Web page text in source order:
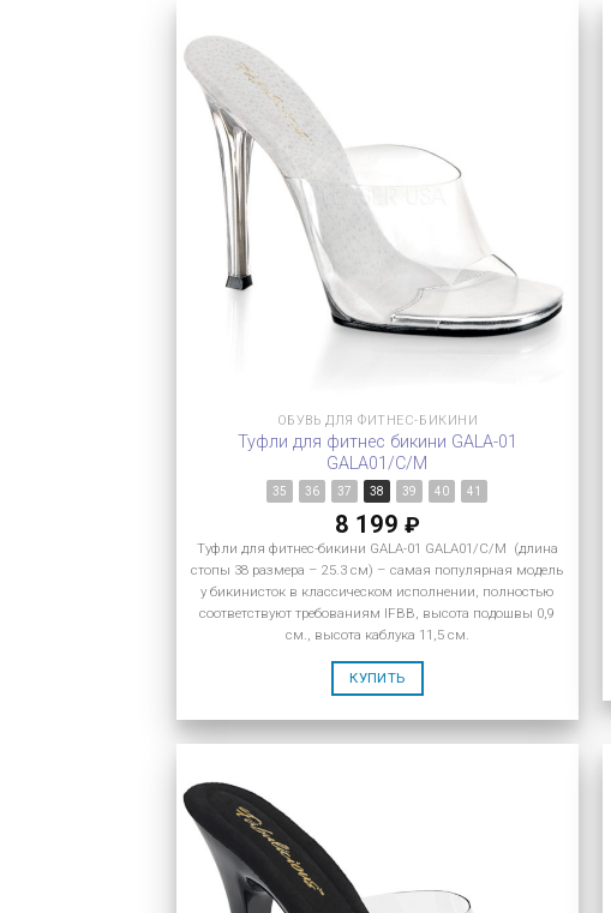
ОБУВЬ ДЛЯ ФИТНЕС-БИКИНИ
Туфли для фитнес бикини GALA-01
GALA01/C/M
35 36 37 38 39 40 41
8 199 ₽
Туфли для фитнес-бикини GALA-01 GALA01/C/M (длина
стопы 38 размера – 25.3 см) – самая популярная модель
у бикинисток в классическом исполнении, полностью
соответствуют требованиям IFBB, высота подошвы 0,9
см., высота каблука 11,5 см.
КУПИТЬ